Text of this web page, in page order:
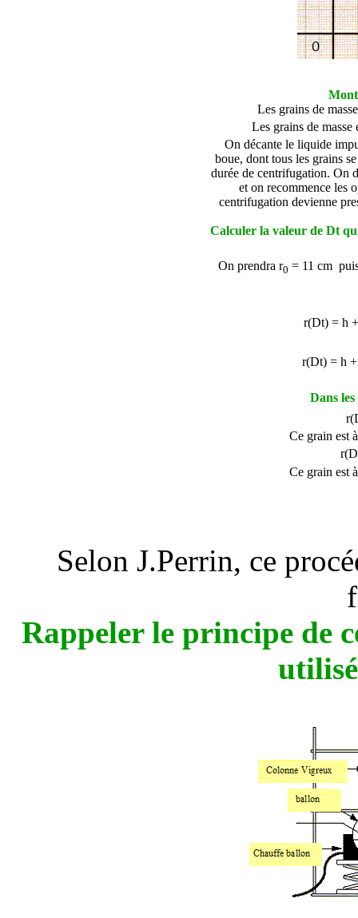
Les grains de
Les grains de
On décante le liquide
boue, dont tous les grains
durée de centrifugation. On
et on recommence les
centrifugation devienne
Calculer la valeur de Dt
On prendra r0 = 11 cm
r(Dt) = h
r(Dt) = h
Dans
r(
Ce grain est
r(D
Ce grain est
Selon J.Perrin, ce
Rappeler le principe de